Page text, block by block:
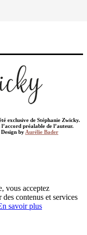
exclusive de Stéphanie Zwicky.
préalable de l’auteur.
by Aurélie Bader
vous acceptez
contenus et services
savoir plus